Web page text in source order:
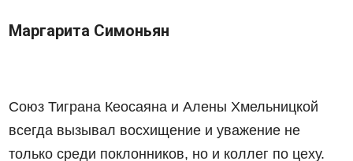
Маргарита Симоньян
Союз Тиграна Кеосаяна и Алены Хмельницкой
всегда вызывал восхищение и уважение не
только среди поклонников, но и коллег по цеху.